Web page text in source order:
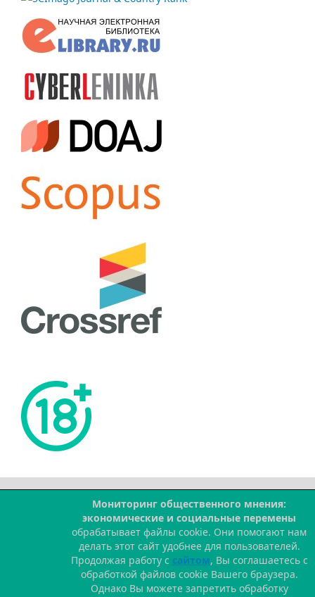
Мониторинг общественного мнения:
экономические и социальные перемены
обрабатывает файлы cookie. Они помогают нам
делать этот сайт удобнее для пользователей.
Продолжая работу с сайтом, Вы соглашаетесь с
обработкой файлов cookie Вашего браузера.
Однако Вы можете запретить обработку